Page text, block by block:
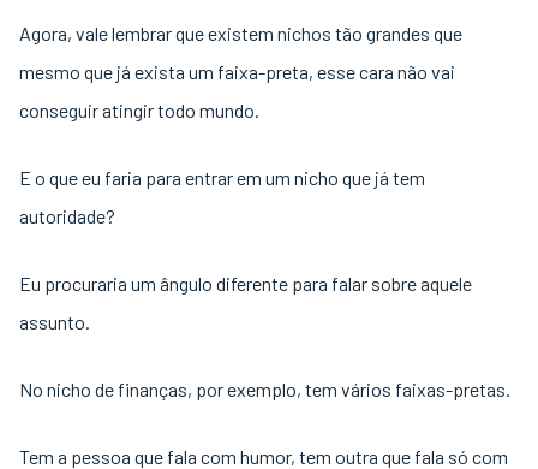
Agora, vale lembrar que existem nichos tão grandes que
mesmo que já exista um faixa-preta, esse cara não vai
conseguir atingir todo mundo.
E o que eu faria para entrar em um nicho que já tem
autoridade?
Eu procuraria um ângulo diferente para falar sobre aquele
assunto.
No nicho de finanças, por exemplo, tem vários faixas-pretas.
Tem a pessoa que fala com humor, tem outra que fala só com